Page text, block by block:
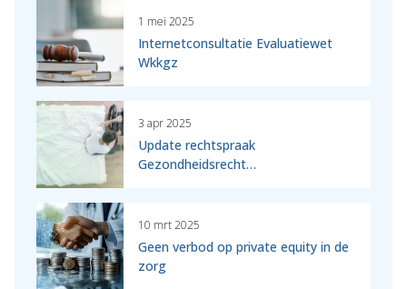
1 mei 2025
Internetconsultatie Evaluatiewet
Wkkgz
3 apr 2025
Update rechtspraak
Gezondheidsrecht…
10 mrt 2025
Geen verbod op private equity in de
zorg